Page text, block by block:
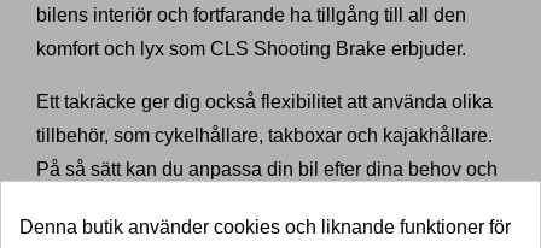
bilens interiör och fortfarande ha tillgång till all den
komfort och lyx som CLS Shooting Brake erbjuder.
Ett takräcke ger dig också flexibilitet att använda olika
tillbehör, som cykelhållare, takboxar och kajakhållare.
På så sätt kan du anpassa din bil efter dina behov och
alla dina äventyr.
Denna butik använder cookies och liknande funktioner för